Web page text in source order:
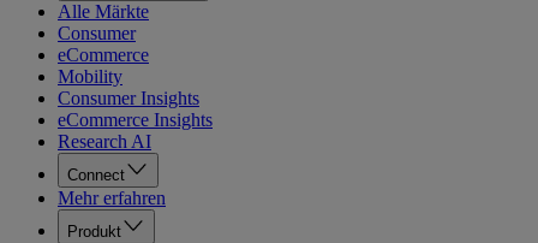
Alle Märkte
Consumer
eCommerce
Mobility
Consumer Insights
eCommerce Insights
Research AI
Connect
Mehr erfahren
Produkt